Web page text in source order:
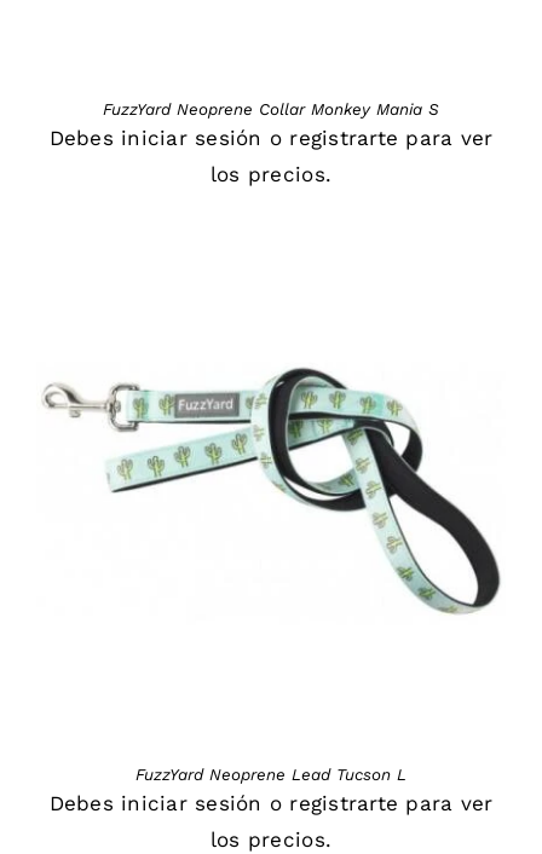
FuzzYard Neoprene Collar Monkey Mania S
Debes iniciar sesión o registrarte para ver
los precios.
DETAILS
FuzzYard Neoprene Lead Tucson L
Debes iniciar sesión o registrarte para ver
los precios.